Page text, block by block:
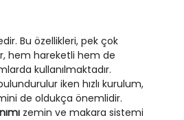
Bu özellikleri, pek çok
hem hareketli hem de
kullanılmaktadır.
iken hızlı kurulum,
de oldukça önemlidir.
zemin ve makara sistemi